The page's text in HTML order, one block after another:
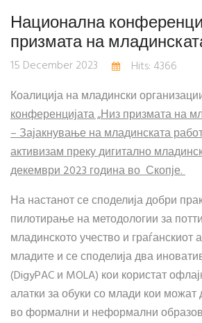
Национална
призмата на
15 December 2023
Hits: 4366
Коалиција на младински
конференцијата „Низ призмата на
– Зајакнување на младинската
активизам преку дигитално
декември 2023 година во Скопје.
На настанот се споделија добри
пилотирање на методологии за
младинското учество и граѓанскиот
младите и се споделија два
(DigyPAC и MOLA) кои користат
алатки за обуки со млади кои
во формални и неформални